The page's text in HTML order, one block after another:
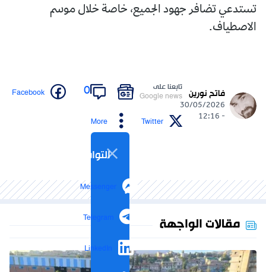
تستدعي تضافر جهود الجميع، خاصة خلال موسم
الاصطياف.
فاتح نورين
30/05/2026
- 12:16
تابعنا على
Google news
0
Facebook
Twitter
More
التواصل الاجتماعي
Messenger
Telegram
LinkedIn
مقالات الواجهة